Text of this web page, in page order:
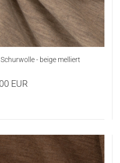
- beige melliert
EUR